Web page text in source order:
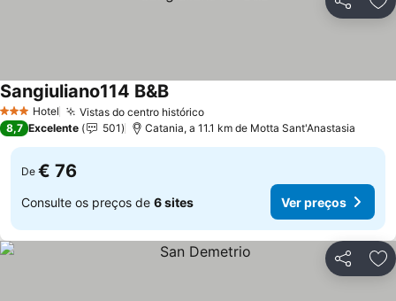
Partilhar
3 EstrelasHotel Vistas do centro histórico
Sangiuliano114 B&B
8,7 Excelente 501 Catania, a 11.1 km de Motta Sant'Anastasia
De € 76
Consulte os preços de 6 sites Ver preços
Partilhar